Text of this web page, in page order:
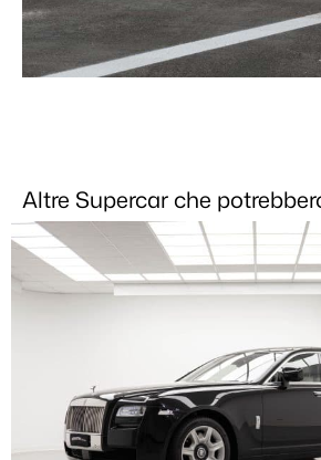
Altre Supercar che